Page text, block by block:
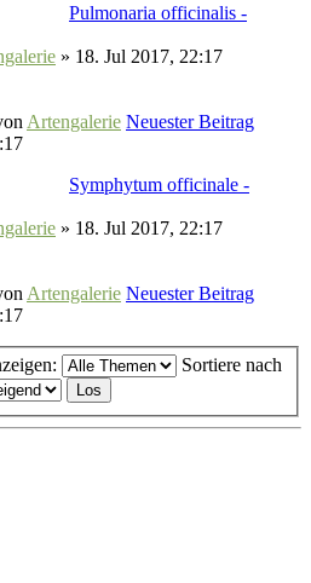
Pulmonaria officinalis -
» 18. Jul 2017, 22:17
Artengalerie Neuester Beitrag
Symphytum officinale -
» 18. Jul 2017, 22:17
Artengalerie Neuester Beitrag
Sortiere nach